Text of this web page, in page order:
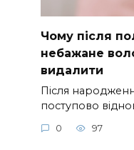
Чому після
небажане
видалити
Після
поступово
0 97